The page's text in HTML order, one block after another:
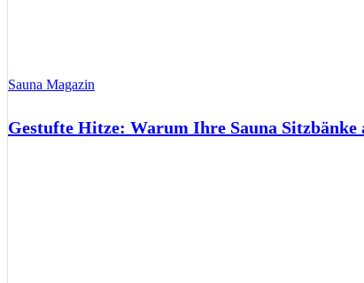
Sauna Magazin
Gestufte Hitze: Warum Ihre Sauna Sitzbänke